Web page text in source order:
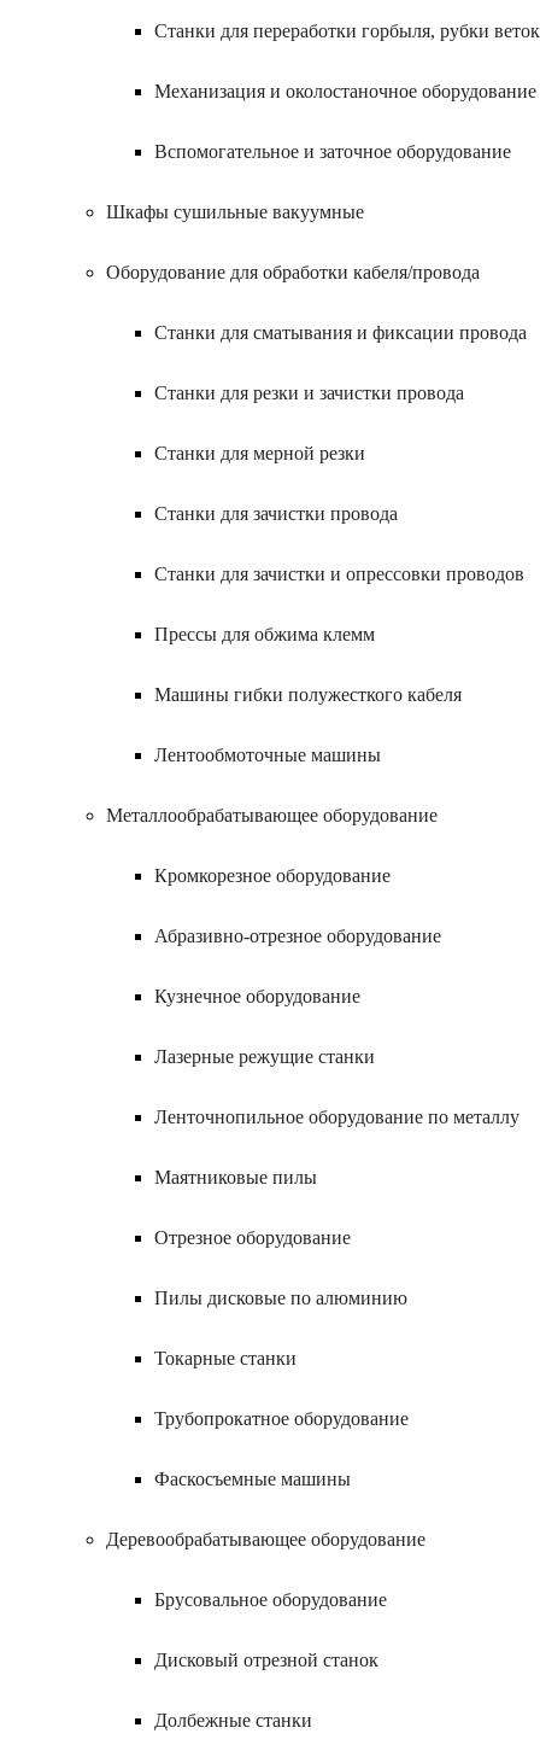
Станки для переработки горбыля, рубки
Механизация и околостаночное оборудование
Вспомогательное и заточное оборудование
Шкафы сушильные вакуумные
Оборудование для обработки кабеля/провода
Станки для сматывания и фиксации провода
Станки для резки и зачистки провода
Станки для мерной резки
Станки для зачистки провода
Станки для зачистки и опрессовки проводов
Прессы для обжима клемм
Машины гибки полужесткого кабеля
Лентообмоточные машины
Металлообрабатывающее оборудование
Кромкорезное оборудование
Абразивно-отрезное оборудование
Кузнечное оборудование
Лазерные режущие станки
Ленточнопильное оборудование по металлу
Маятниковые пилы
Отрезное оборудование
Пилы дисковые по алюминию
Токарные станки
Трубопрокатное оборудование
Фаскосъемные машины
Деревообрабатывающее оборудование
Брусовальное оборудование
Дисковый отрезной станок
Долбежные станки